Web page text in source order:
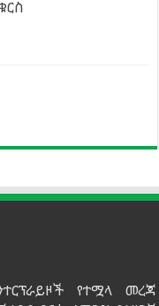
የተሟላ መረጃ